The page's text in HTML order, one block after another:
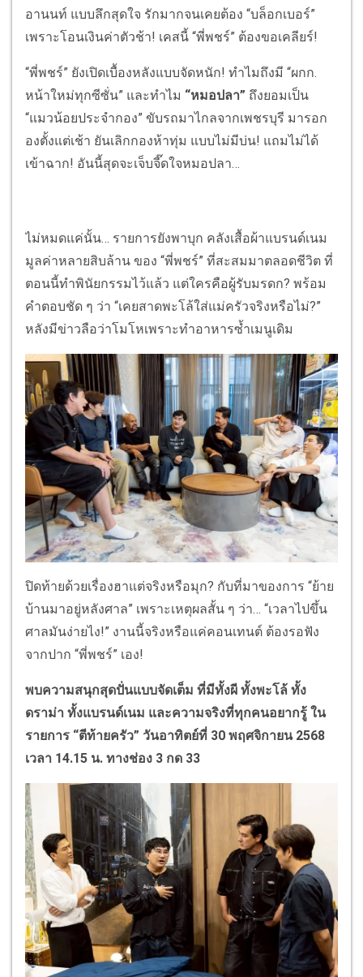
อานนท์ แบบลึกสุดใจ รักมากจนเคยต้อง “บล็อกเบอร์”
เพราะโอนเงินค่าตัวช้า! เคสนี้ “พี่พชร์” ต้องขอเคลียร์!
“พี่พชร์” ยังเปิดเบื้องหลังแบบจัดหนัก! ทำไมถึงมี “ผกก.
หน้าใหม่ทุกซีซั่น” และทำไม “หมอปลา” ถึงยอมเป็น
“แมวน้อยประจำกอง” ขับรถมาไกลจากเพชรบุรี มารอก
องตั้งแต่เช้า ยันเลิกกองห้าทุ่ม แบบไม่มีบ่น! แถมไม่ได้
เข้าฉาก! อันนี้สุดจะเจ็บจี๊ดใจหมอปลา…
ไม่หมดแค่นั้น… รายการยังพาบุก คลังเสื้อผ้าแบรนด์เนม
มูลค่าหลายสิบล้าน ของ “พี่พชร์” ที่สะสมมาตลอดชีวิต ที่
ตอนนี้ทำพินัยกรรมไว้แล้ว แต่ใครคือผู้รับมรดก? พร้อม
คำตอบชัด ๆ ว่า “เคยสาดพะโล้ใส่แม่ครัวจริงหรือไม่?”
หลังมีข่าวลือว่าโมโหเพราะทำอาหารซ้ำเมนูเดิม
ปิดท้ายด้วยเรื่องฮาแต่จริงหรือมุก? กับที่มาของการ “ย้าย
บ้านมาอยู่หลังศาล” เพราะเหตุผลสั้น ๆ ว่า… “เวลาไปขึ้น
ศาลมันง่ายไง!” งานนี้จริงหรือแค่คอนเทนต์ ต้องรอฟัง
จากปาก “พี่พชร์” เอง!
พบความสนุกสุดปั่นแบบจัดเต็ม ที่มีทั้งผี ทั้งพะโล้ ทั้ง
ดราม่า ทั้งแบรนด์เนม และความจริงที่ทุกคนอยากรู้ ใน
รายการ “ตีท้ายครัว” วันอาทิตย์ที่ 30 พฤศจิกายน 2568
เวลา 14.15 น. ทางช่อง 3 กด 33